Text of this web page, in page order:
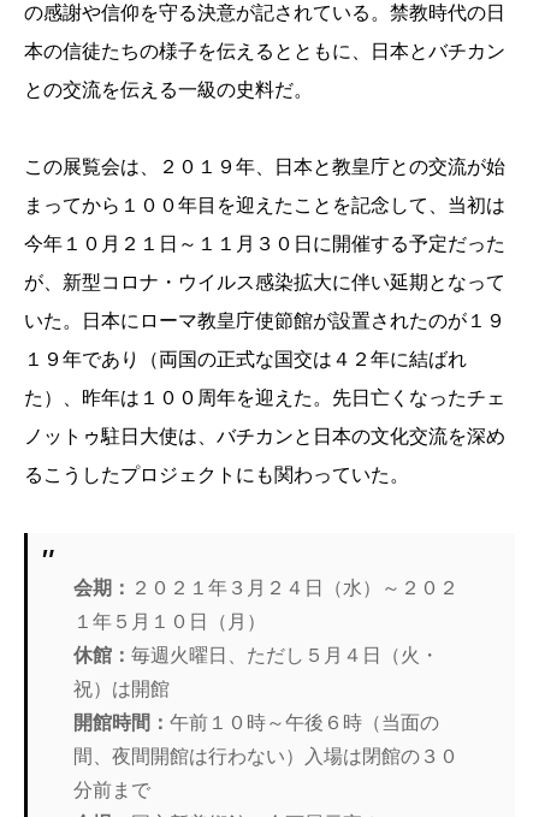
の感謝や信仰を守る決意が記されている。禁教時代の日
本の信徒たちの様子を伝えるとともに、日本とバチカン
との交流を伝える一級の史料だ。
この展覧会は、２０１９年、日本と教皇庁との交流が始
まってから１００年目を迎えたことを記念して、当初は
今年１０月２１日～１１月３０日に開催する予定だった
が、新型コロナ・ウイルス感染拡大に伴い延期となって
いた。日本にローマ教皇庁使節館が設置されたのが１９
１９年であり（両国の正式な国交は４２年に結ばれ
た）、昨年は１００周年を迎えた。先日亡くなったチェ
ノットゥ駐日大使は、バチカンと日本の文化交流を深め
るこうしたプロジェクトにも関わっていた。
会期： ２０２１年３月２４日（水）～２０２
１年５月１０日（月）
休館：毎週火曜日、ただし５月４日（火・
祝）は開館
開館時間：午前１０時～午後６時（当面の
間、夜間開館は行わない）入場は閉館の３０
分前まで